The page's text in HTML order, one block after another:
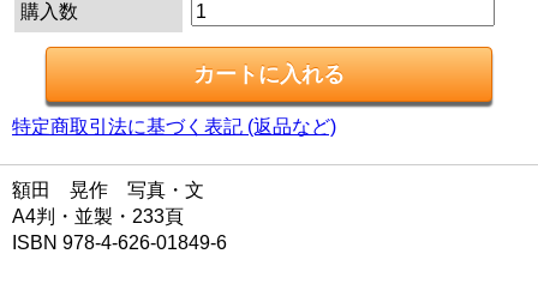
購入数
特定商取引法に基づく表記 (返品など)
額田 晃作 写真・文
A4判・並製・233頁
ISBN 978-4-626-01849-6